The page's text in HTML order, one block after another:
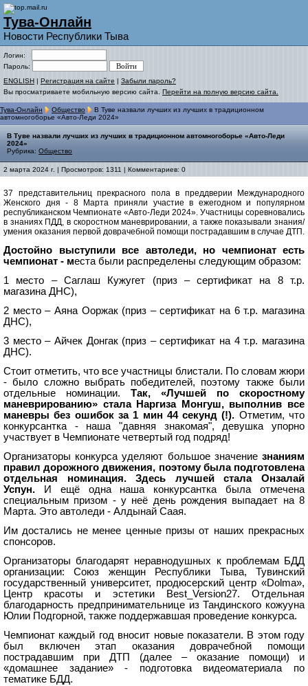
Тува-Онлайн
Новости Республики Тыва
Логин:
Пароль:
ENGLISH | Регистрация на сайте | Забыли пароль?
Вы просматриваете мобильную версию сайта. Перейти на полную версию сайта.
Тува-Онлайн Общество
В Туве назвали лучших из лучших в традиционном
автомногоборье «Авто-Леди 2024»
В Туве назвали лучших из лучших в традиционном автомногоборье «Авто-Леди
2024»
Рубрика: Общество
2 марта 2024 г. | Просмотров: 1311 | Комментариев: 0
37 представительниц прекрасного пола в преддверии Международного
Женского дня - 8 Марта приняли участие в ежегодном и популярном
республиканском Чемпионате «Авто-Леди 2024». Участницы соревновались
в знаниях ПДД, в скоростном маневрировании, а также показывали знания/
умения оказания первой доврачебной помощи пострадавшим в случае ДТП.
Достойно выступили все автоледи, но чемпионат есть
чемпионат - места были распределены следующим образом:
1 место – Саглаш Кужугет (приз – сертификат на 8 т.р.
магазина ДНС),
2 место – Аяна Ооржак (приз – сертификат на 6 т.р. магазина
ДНС),
3 место – Айчек Донгак (приз – сертификат на 4 т.р. магазина
ДНС).
Стоит отметить, что все участницы блистали. По словам жюри
- было сложно выбрать победителей, поэтому также были
отдельные номинации. Так, «Лучшей по скоростному
маневрированию» стала Наргиза Монгуш, выполнив все
маневры без ошибок за 1 мин 44 секунд (!). Отметим, что
конкурсантка - наша "давняя знакомая", девушка упорно
участвует в Чемпионате четвертый год подряд!
Организаторы конкурса уделяют большое значение знаниям
правил дорожного движения, поэтому была подготовлена
отдельная номинация. Здесь лучшей стала Онзалай
Успун.
И ещё одна наша конкурсантка была отмечена
специальным призом - у неё день рождения выпадает на 8
Марта. Это автоледи - Алдынай Саая.
Им достались не менее ценные призы от наших прекрасных
спонсоров.
Организаторы благодарят неравнодушных к проблемам БДД
организации: Союз женщин Республики Тыва, Тувинский
государственный университет, продюсерский центр «Dolma»,
Центр красоты и эстетики Best_Version27. Отдельная
благодарность предпринимательнице из Тандинского кожууна
Юлии Подгорной, также поддержавшая проведение конкурса.
Чемпионат каждый год вносит новые показатели. В этом году
был включен этап оказания доврачебной помощи
пострадавшим при ДТП (далее – оказание помощи) и
«домашнее задание» - подготовка видеоматериала по
тематике БДД.